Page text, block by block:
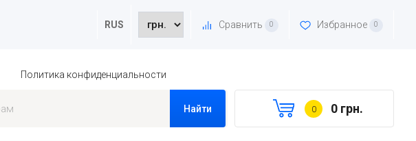
RUS Сравнить 0 Избранное 0
Политика конфиденциальности
Найти 0 0 грн.